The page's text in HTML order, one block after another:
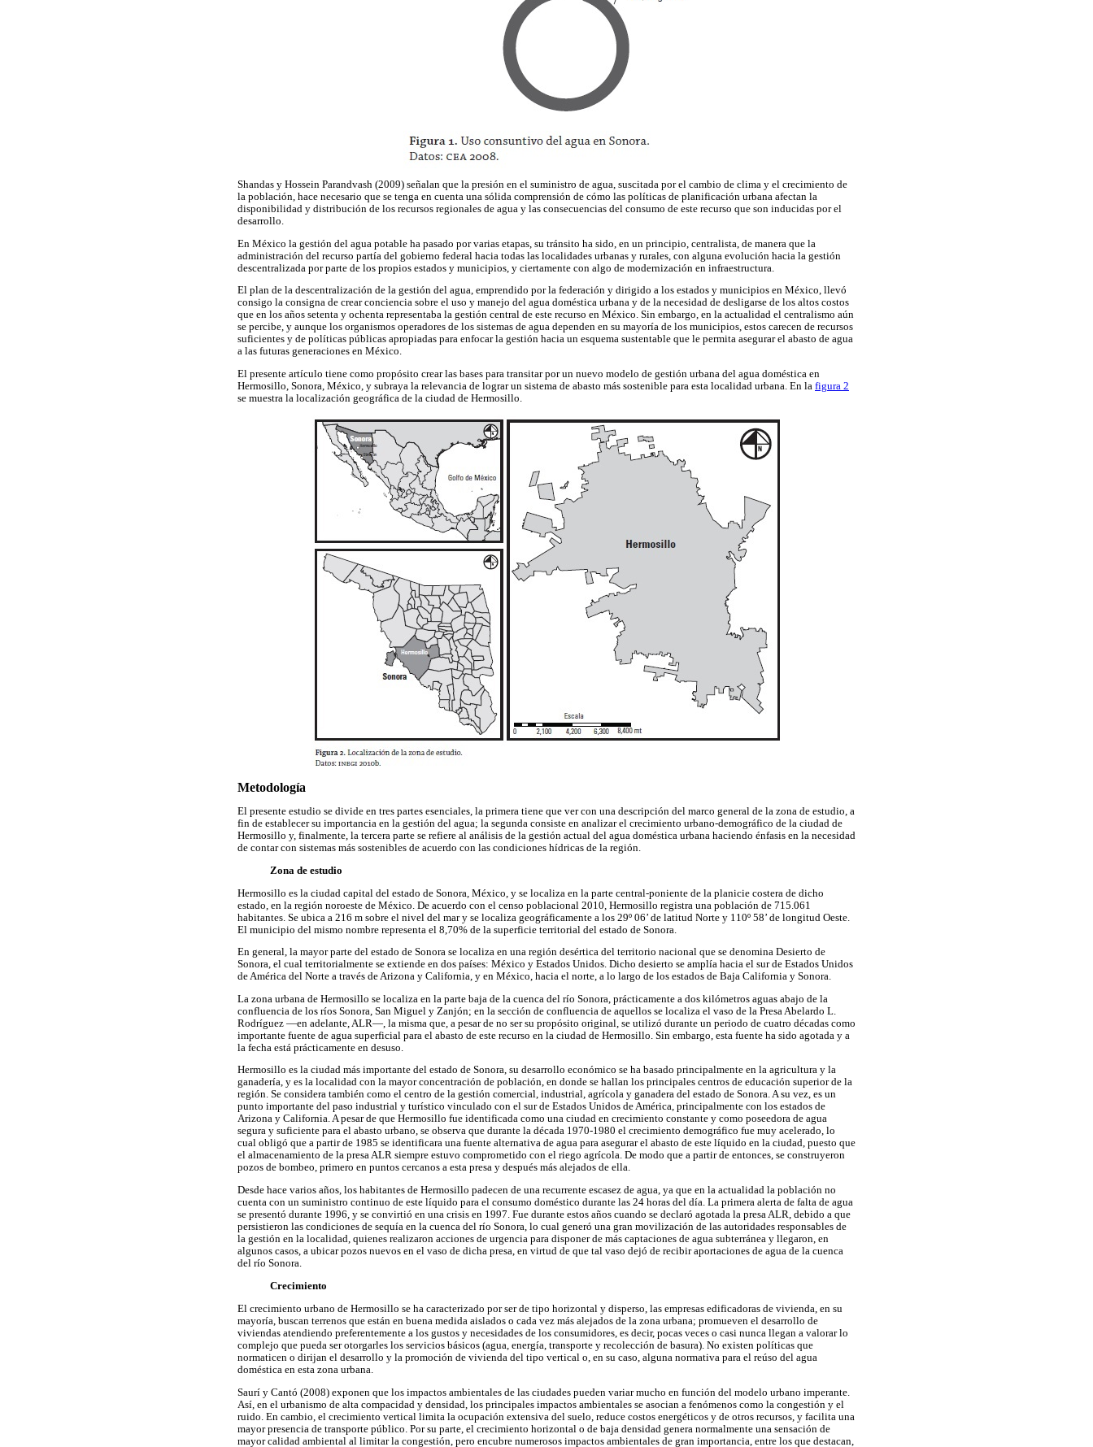
Shandas y Hossein Parandvash (2009) señalan que la presión en el suministro de agua, suscitada por el cambio de clima y el crecimiento de
la población, hace necesario que se tenga en cuenta una sólida comprensión de cómo las políticas de planificación urbana afectan la
disponibilidad y distribución de los recursos regionales de agua y las consecuencias del consumo de este recurso que son inducidas por el
desarrollo.
En México la gestión del agua potable ha pasado por varias etapas, su tránsito ha sido, en un principio, centralista, de manera que la
administración del recurso partía del gobierno federal hacia todas las localidades urbanas y rurales, con alguna evolución hacia la gestión
descentralizada por parte de los propios estados y municipios, y ciertamente con algo de modernización en infraestructura.
El plan de la descentralización de la gestión del agua, emprendido por la federación y dirigido a los estados y municipios en México, llevó
consigo la consigna de crear conciencia sobre el uso y manejo del agua doméstica urbana y de la necesidad de desligarse de los altos costos
que en los años setenta y ochenta representaba la gestión central de este recurso en México. Sin embargo, en la actualidad el centralismo aún
se percibe, y aunque los organismos operadores de los sistemas de agua dependen en su mayoría de los municipios, estos carecen de recursos
suficientes y de políticas públicas apropiadas para enfocar la gestión hacia un esquema sustentable que le permita asegurar el abasto de agua
a las futuras generaciones en México.
El presente artículo tiene como propósito crear las bases para transitar por un nuevo modelo de gestión urbana del agua doméstica en
Hermosillo, Sonora, México, y subraya la relevancia de lograr un sistema de abasto más sostenible para esta localidad urbana. En la figura 2
se muestra la localización geográfica de la ciudad de Hermosillo.
Metodología
El presente estudio se divide en tres partes esenciales, la primera tiene que ver con una descripción del marco general de la zona de estudio, a
fin de establecer su importancia en la gestión del agua; la segunda consiste en analizar el crecimiento urbano-demográfico de la ciudad de
Hermosillo y, finalmente, la tercera parte se refiere al análisis de la gestión actual del agua doméstica urbana haciendo énfasis en la necesidad
de contar con sistemas más sostenibles de acuerdo con las condiciones hídricas de la región.
Zona de estudio
Hermosillo es la ciudad capital del estado de Sonora, México, y se localiza en la parte central-poniente de la planicie costera de dicho
estado, en la región noroeste de México. De acuerdo con el censo poblacional 2010, Hermosillo registra una población de 715.061
habitantes. Se ubica a 216 m sobre el nivel del mar y se localiza geográficamente a los 29º 06’ de latitud Norte y 110º 58’ de longitud Oeste.
El municipio del mismo nombre representa el 8,70% de la superficie territorial del estado de Sonora.
En general, la mayor parte del estado de Sonora se localiza en una región desértica del territorio nacional que se denomina Desierto de
Sonora, el cual territorialmente se extiende en dos países: México y Estados Unidos. Dicho desierto se amplía hacia el sur de Estados Unidos
de América del Norte a través de Arizona y California, y en México, hacia el norte, a lo largo de los estados de Baja California y Sonora.
La zona urbana de Hermosillo se localiza en la parte baja de la cuenca del río Sonora, prácticamente a dos kilómetros aguas abajo de la
confluencia de los ríos Sonora, San Miguel y Zanjón; en la sección de confluencia de aquellos se localiza el vaso de la Presa Abelardo L.
Rodríguez —en adelante, ALR—, la misma que, a pesar de no ser su propósito original, se utilizó durante un periodo de cuatro décadas como
importante fuente de agua superficial para el abasto de este recurso en la ciudad de Hermosillo. Sin embargo, esta fuente ha sido agotada y a
la fecha está prácticamente en desuso.
Hermosillo es la ciudad más importante del estado de Sonora, su desarrollo económico se ha basado principalmente en la agricultura y la
ganadería, y es la localidad con la mayor concentración de población, en donde se hallan los principales centros de educación superior de la
región. Se considera también como el centro de la gestión comercial, industrial, agrícola y ganadera del estado de Sonora. A su vez, es un
punto importante del paso industrial y turístico vinculado con el sur de Estados Unidos de América, principalmente con los estados de
Arizona y California. A pesar de que Hermosillo fue identificada como una ciudad en crecimiento constante y como poseedora de agua
segura y suficiente para el abasto urbano, se observa que durante la década 1970-1980 el crecimiento demográfico fue muy acelerado, lo
cual obligó que a partir de 1985 se identificara una fuente alternativa de agua para asegurar el abasto de este líquido en la ciudad, puesto que
el almacenamiento de la presa ALR siempre estuvo comprometido con el riego agrícola. De modo que a partir de entonces, se construyeron
pozos de bombeo, primero en puntos cercanos a esta presa y después más alejados de ella.
Desde hace varios años, los habitantes de Hermosillo padecen de una recurrente escasez de agua, ya que en la actualidad la población no
cuenta con un suministro continuo de este líquido para el consumo doméstico durante las 24 horas del día. La primera alerta de falta de agua
se presentó durante 1996, y se convirtió en una crisis en 1997. Fue durante estos años cuando se declaró agotada la presa ALR, debido a que
persistieron las condiciones de sequía en la cuenca del río Sonora, lo cual generó una gran movilización de las autoridades responsables de
la gestión en la localidad, quienes realizaron acciones de urgencia para disponer de más captaciones de agua subterránea y llegaron, en
algunos casos, a ubicar pozos nuevos en el vaso de dicha presa, en virtud de que tal vaso dejó de recibir aportaciones de agua de la cuenca
del río Sonora.
Crecimiento
El crecimiento urbano de Hermosillo se ha caracterizado por ser de tipo horizontal y disperso, las empresas edificadoras de vivienda, en su
mayoría, buscan terrenos que están en buena medida aislados o cada vez más alejados de la zona urbana; promueven el desarrollo de
viviendas atendiendo preferentemente a los gustos y necesidades de los consumidores, es decir, pocas veces o casi nunca llegan a valorar lo
complejo que pueda ser otorgarles los servicios básicos (agua, energía, transporte y recolección de basura). No existen políticas que
normaticen o dirijan el desarrollo y la promoción de vivienda del tipo vertical o, en su caso, alguna normativa para el reúso del agua
doméstica en esta zona urbana.
Saurí y Cantó (2008) exponen que los impactos ambientales de las ciudades pueden variar mucho en función del modelo urbano imperante.
Así, en el urbanismo de alta compacidad y densidad, los principales impactos ambientales se asocian a fenómenos como la congestión y el
ruido. En cambio, el crecimiento vertical limita la ocupación extensiva del suelo, reduce costos energéticos y de otros recursos, y facilita una
mayor presencia de transporte público. Por su parte, el crecimiento horizontal o de baja densidad genera normalmente una sensación de
mayor calidad ambiental al limitar la congestión, pero encubre numerosos impactos ambientales de gran importancia, entre los que destacan,